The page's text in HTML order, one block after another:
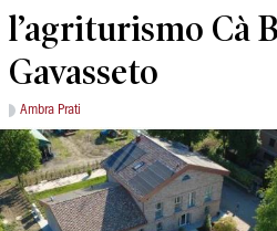
l’agriturismo Cà
Gavasseto
Ambra Prati